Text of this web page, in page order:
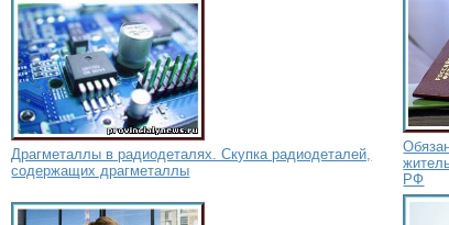
Драгметаллы в радиодеталях. Скупка радиодеталей,
содержащих драгметаллы
РФ